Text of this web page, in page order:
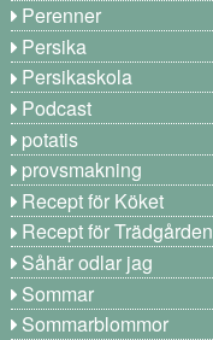
Perenner
Persika
Persikaskola
Podcast
potatis
provsmakning
Recept för Köket
Recept för Trädgården
Såhär odlar jag
Sommar
Sommarblommor